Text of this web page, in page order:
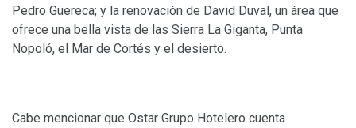
Pedro Güereca; y la renovación de David Duval, un área que
ofrece una bella vista de las Sierra La Giganta, Punta
Nopoló, el Mar de Cortés y el desierto.
Cabe mencionar que Ostar Grupo Hotelero cuenta